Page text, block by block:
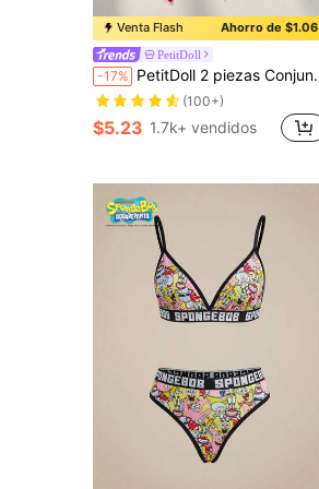
Venta Flash Ahorro de $1.06
PetitDoll
-17% PetitDoll 2 piezas Conjunto de sujetador de malla jacquard y tanga para mujer
(100+)
$5.23 1.7k+ vendidos